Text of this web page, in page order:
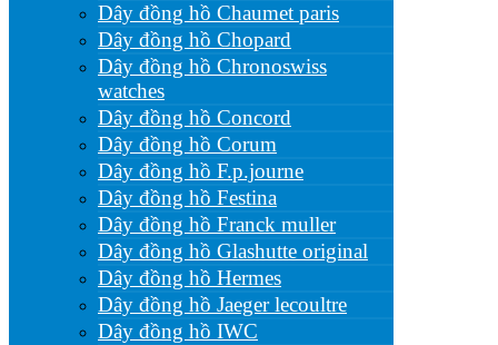
Dây đồng hồ Chaumet paris
Dây đồng hồ Chopard
Dây đồng hồ Chronoswiss
watches
Dây đồng hồ Concord
Dây đồng hồ Corum
Dây đồng hồ F.p.journe
Dây đồng hồ Festina
Dây đồng hồ Franck muller
Dây đồng hồ Glashutte original
Dây đồng hồ Hermes
Dây đồng hồ Jaeger lecoultre
Dây đồng hồ IWC